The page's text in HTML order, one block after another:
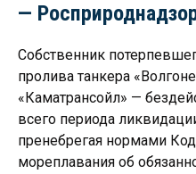
—
Собственник
пролива танкера
«Каматрансойл» —
всего периода
пренебрегая нормами
мореплавания об